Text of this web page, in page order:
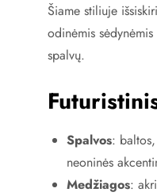
Šiame stiliuje
odinėmis
spalvų.
Spalvos:
neoninės
Medžiagos: